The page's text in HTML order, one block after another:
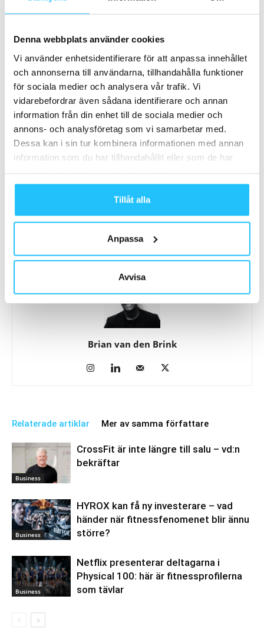
Denna webbplats använder cookies
Vi använder enhetsidentifierare för att anpassa innehållet
och annonserna till användarna, tillhandahålla funktioner
för sociala medier och analysera vår trafik. Vi
vidarebefordrar även sådana identifierare och annan
information från din enhet till de sociala medier och
annons- och analysföretag som vi samarbetar med.
Dessa kan i sin tur kombinera informationen med annan
information som du har tillhandahållit eller som de har
Tillåt alla
Anpassa
Avvisa
Reebok Nano 8
Förra artikeln
Spartan – Världens största
hinderbanelopp – kommer till
Åre
Nästa artikel
CrossFit-workshop: Fysträning
för bättre kondition och
uthållighet inom Crossfit
Brian van den Brink
Relaterade artiklar Mer av samma författare
Business
CrossFit är inte längre till salu – vd:n
bekräftar
Business
HYROX kan få ny investerare – vad
händer när fitnessfenomenet blir ännu
större?
Business
Netflix presenterar deltagarna i
Physical 100: här är fitnessprofilerna
som tävlar